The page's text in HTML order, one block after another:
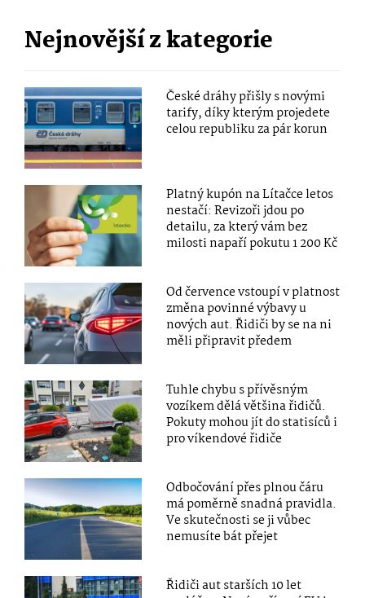
Nejnovější z kategorie
České dráhy přišly s novými
tarify, díky kterým projedete
celou republiku za pár korun
Platný kupón na Lítačce letos
nestačí: Revizoři jdou po
detailu, za který vám bez
milosti napaří pokutu 1 200 Kč
Od července vstoupí v platnost
změna povinné výbavy u
nových aut. Řidiči by se na ni
měli připravit předem
Tuhle chybu s přívěsným
vozíkem dělá většina řidičů.
Pokuty mohou jít do statisíců i
pro víkendové řidiče
Odbočování přes plnou čáru
má poměrně snadná pravidla.
Ve skutečnosti se ji vůbec
nemusíte bát přejet
Řidiči aut starších 10 let